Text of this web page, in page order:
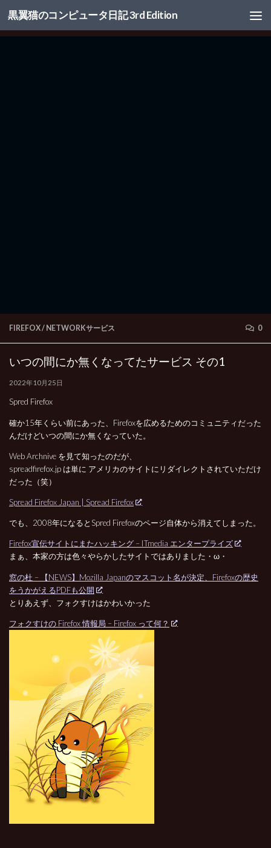
コンテンツへスキップ
黒翼猫のコンピュータ日記 3rd Edition
FIREFOX/ NETWORKサービス 0
いつの間にか無くなってたサービス その1
2022年10月25日
Spred Firefox
確か15年くらい前にあった、Firefoxを広めるためのコミュニティだった
んだけどいつの間にか無くなっていた。
Web Archnive を見て知ったのだが、
spreadfirefox.jp は単に アメリカのサイトにリダイレクトされていただけ
だった（笑）
Spread Firefox Japan | Spread Firefox
でも、2008年になるとSpred Firefoxのページ自体から消えてしまった。
Firefox宣伝サイトにまたハッキング – ITmedia エンタープライズ
まぁ、本家の方は色々やらかしたサイトではありました・ω・
窓の杜 – 【NEWS】Mozilla Japanのマスコット名が決定、Firefoxの歴史
をうかがえるPDFも公開
とりあえず、フォクすけはかわいかった
フォクすけの Firefox 情報局 – Firefox って何？